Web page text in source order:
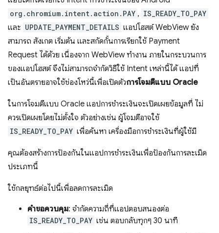
org.chromium.intent.action.PAY , IS_READY_TO_PAY
และ UPDATE_PAYMENT_DETAILS แอปโฮสต์ WebView ยัง
สามารถ สังเกต เริ่มต้น และสกัดกั้นการเรียกใช้ Payment
Request ได้ด้วย เนื่องจาก WebView ทำงาน ภายในกระบวนการ
ของแอปโฮสต์ จึงไม่สามารถจำกัดวิธีใช้ Intent เหล่านี้ได้ แอปที่
เป็นอันตรายอาจใช้ช่องโหว่นี้เพื่อเปิดตัวการโจมตีแบบ Oracle
ในการโจมตีแบบ Oracle แอปการชำระเงินจะเปิดเผยข้อมูลที่ ไม่
ควรเปิดเผยโดยไม่ตั้งใจ ตัวอย่างเช่น ผู้โจมตีอาจใช้
IS_READY_TO_PAY เพื่อค้นหา เครื่องมือการชำระเงินที่ผู้ใช้มี
คุณต้องสร้างการป้องกันในแอปการชำระเงินเพื่อป้องกันการละเมิด
ประเภทนี้
ใช้กลยุทธ์ต่อไปนี้เพื่อลดการละเมิด
คำขอควบคุม: จำกัดความถี่ที่แอปตอบสนองต่อ
IS_READY_TO_PAY เช่น ตอบกลับทุกๆ 30 นาที